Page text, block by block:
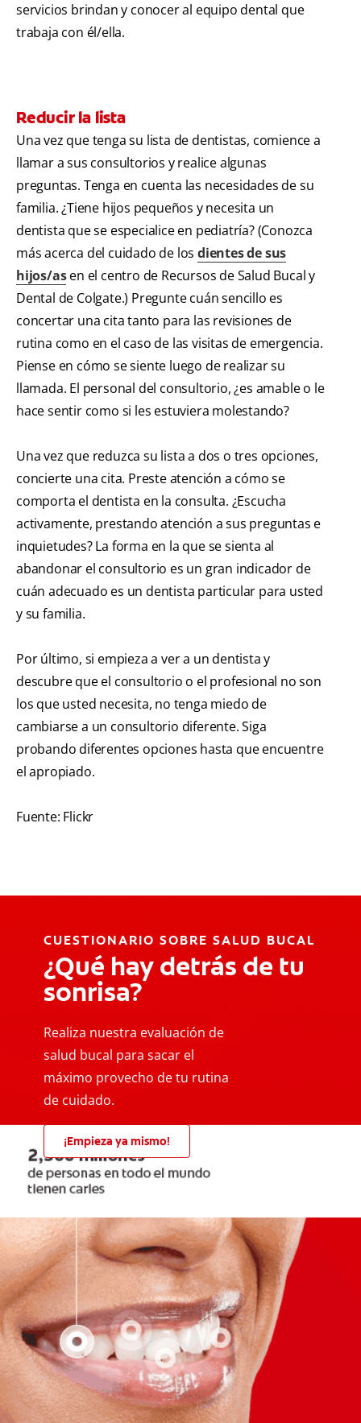
servicios brindan y conocer al equipo dental que
trabaja con él/ella.
Reducir la lista
Una vez que tenga su lista de dentistas, comience a
llamar a sus consultorios y realice algunas
preguntas. Tenga en cuenta las necesidades de su
familia. ¿Tiene hijos pequeños y necesita un
dentista que se especialice en pediatría? (Conozca
más acerca del cuidado de losdientes de sus
hijos/asen el centro de Recursos de Salud Bucal y
Dental de Colgate.) Pregunte cuán sencillo es
concertar una cita tanto para las revisiones de
rutina como en el caso de las visitas de emergencia.
Piense en cómo se siente luego de realizar su
llamada. El personal del consultorio, ¿es amable o le
hace sentir como si les estuviera molestando?
Una vez que reduzca su lista a dos o tres opciones,
concierte una cita. Preste atención a cómo se
comporta el dentista en la consulta. ¿Escucha
activamente, prestando atención a sus preguntas e
inquietudes? La forma en la que se sienta al
abandonar el consultorio es un gran indicador de
cuán adecuado es un dentista particular para usted
y su familia.
Por último, si empieza a ver a un dentista y
descubre que el consultorio o el profesional no son
los que usted necesita, no tenga miedo de
cambiarse a un consultorio diferente. Siga
probando diferentes opciones hasta que encuentre
el apropiado.
Fuente: Flickr
CUESTIONARIO SOBRE SALUD BUCAL
¿Qué hay detrás de tu
sonrisa?
Realiza nuestra evaluación de
salud bucal para sacar el
máximo provecho de tu rutina
de cuidado.
¡Empieza ya mismo!